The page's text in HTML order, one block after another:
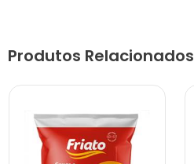
Produtos Relacionados